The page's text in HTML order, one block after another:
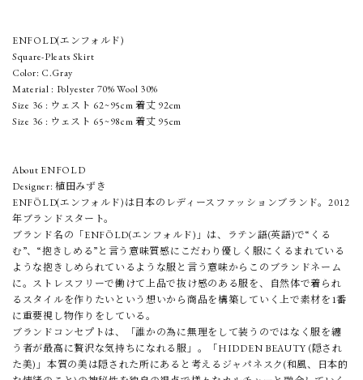
ENFOLD(エンフォルド)
Square-Pleats Skirt
Color: C.Gray
Material : Polyester 70% Wool 30%
Size 36 : ウェスト 62~95cm 着丈 92cm
Size 36 : ウェスト 65~98cm 着丈 95cm
About ENFOLD
Designer: 植田みずき
ENFÖLD(エンフォルド)は日本のレディースファッションブランド。2012
年ブランドスタート。
ブランド名の「ENFÖLD(エンフォルド)」は、ラテン語(英語)で“くる
む”、“抱きしめる”と言う意味質感にこだわり優しく服にくるまれている
ような抱きしめられているような服と言う意味からこのブランドネーム
に。ストレスフリーで働けて上品で抜け感のある服を、自然体で着られ
るスタイルを作りたいという想いから商品を構築していく上で素材を1番
に重要視し物作りをしている。
ブランドコンセプトは、「誰かの為に無理をして装うのではなく服を纏
う者が最高に贅沢な気持ちになれる服」。「HIDDEN BEAUTY (隠され
た美)」本質の美は隠された所にあると考えるジャパネスク(和風、日本的